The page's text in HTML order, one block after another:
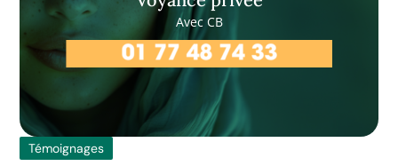
Témoignages
Avec CB